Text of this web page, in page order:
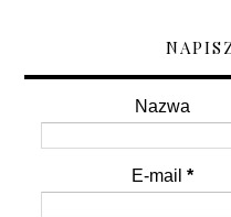
Nazwa
E-mail*